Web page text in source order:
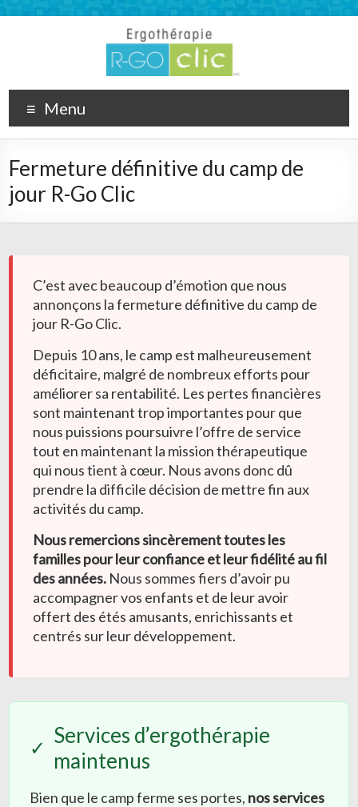
Menu
Fermeture définitive du camp de
jour R-Go Clic
C’est avec beaucoup d’émotion que nous
annonçons la fermeture définitive du camp de
jour R-Go Clic.
Depuis 10 ans, le camp est malheureusement
déficitaire, malgré de nombreux efforts pour
améliorer sa rentabilité. Les pertes financières
sont maintenant trop importantes pour que
nous puissions poursuivre l’offre de service
tout en maintenant la mission thérapeutique
qui nous tient à cœur. Nous avons donc dû
prendre la difficile décision de mettre fin aux
activités du camp.
Nous remercions sincèrement toutes les
familles pour leur confiance et leur fidélité au fil
des années. Nous sommes fiers d’avoir pu
accompagner vos enfants et de leur avoir
offert des étés amusants, enrichissants et
centrés sur leur développement.
✓ Services d’ergothérapie
maintenus
Bien que le camp ferme ses portes, nos services